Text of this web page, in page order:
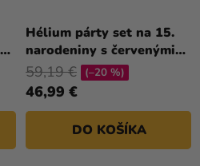
Hélium párty set na 15.
narodeniny s červenými
balónmi
46,99 €
59,19 € (–20 %)
DO KOŠÍKA